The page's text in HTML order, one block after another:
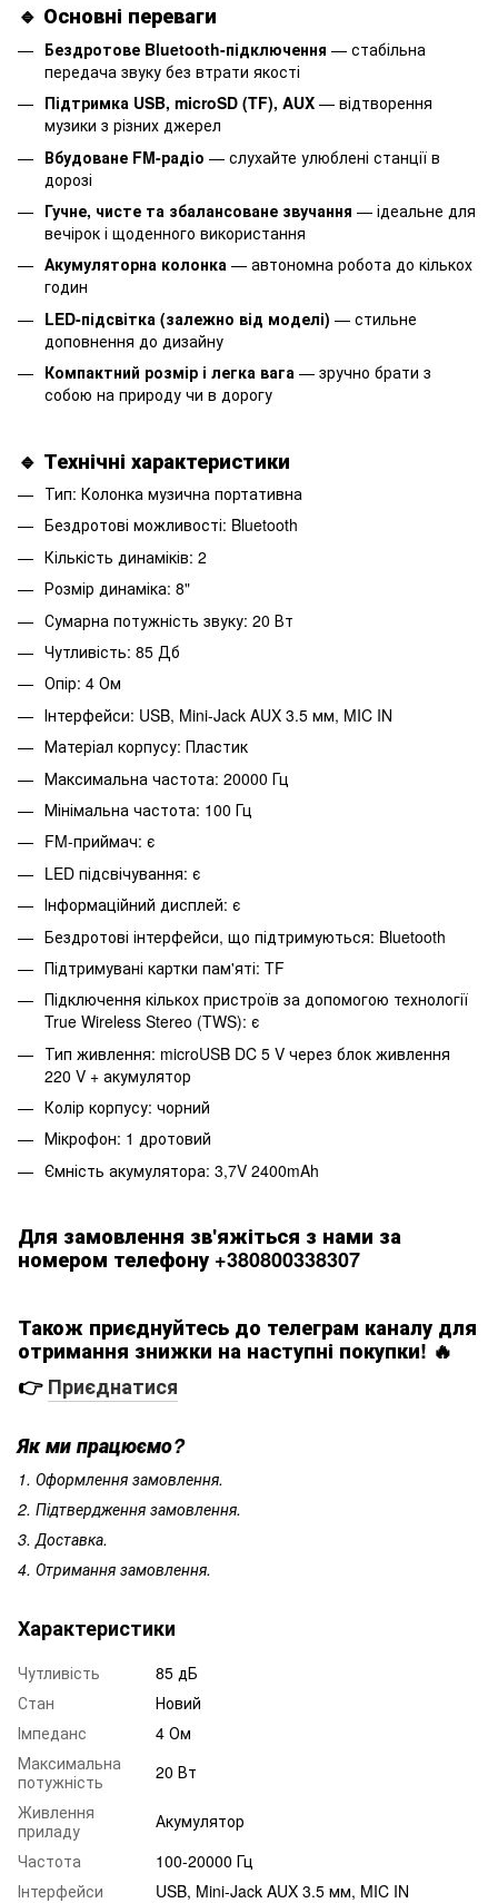
🔹 Основні переваги
Бездротове Bluetooth-підключення — стабільна
передача звуку без втрати якості
Підтримка USB, microSD (TF), AUX — відтворення
музики з різних джерел
Вбудоване FM-радіо — слухайте улюблені станції в
дорозі
Гучне, чисте та збалансоване звучання — ідеальне для
вечірок і щоденного використання
Акумуляторна колонка — автономна робота до кількох
годин
LED-підсвітка (залежно від моделі) — стильне
доповнення до дизайну
Компактний розмір і легка вага — зручно брати з
собою на природу чи в дорогу
🔹 Технічні характеристики
Тип: Колонка музична портативна
Бездротові можливості: Bluetooth
Кількість динаміків: 2
Розмір динаміка: 8"
Сумарна потужність звуку: 20 Вт
Чутливість: 85 Дб
Опір: 4 Ом
Інтерфейси: USB, Mini-Jack AUX 3.5 мм, MIC IN
Матеріал корпусу: Пластик
Максимальна частота: 20000 Гц
Мінімальна частота: 100 Гц
FM-приймач: є
LED підсвічування: є
Інформаційний дисплей: є
Бездротові інтерфейси, що підтримуються: Bluetooth
Підтримувані картки пам'яті: TF
Підключення кількох пристроїв за допомогою технології
True Wireless Stereo (TWS): є
Тип живлення: microUSB DC 5 V через блок живлення
220 V + акумулятор
Колір корпусу: чорний
Мікрофон: 1 дротовий
Ємність акумулятора: 3,7V 2400mAh
Для замовлення зв'яжіться з нами за
номером телефону +380800338307
Також приєднуйтесь до телеграм каналу для
отримання знижки на наступні покупки! 🔥
👉Приєднатися
Як ми працюємо?
1. Оформлення замовлення.
2. Підтвердження замовлення.
3. Доставка.
4. Отримання замовлення.
Характеристики
Чутливість
85 дБ
Стан
Новий
Імпеданс
4 Ом
Максимальна
потужність
20 Вт
Живлення
приладу
Акумулятор
Частота
100-20000 Гц
Інтерфейси
USB, Mini-Jack AUX 3.5 мм, MIC IN